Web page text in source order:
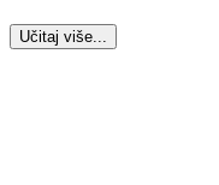
Učitaj više...